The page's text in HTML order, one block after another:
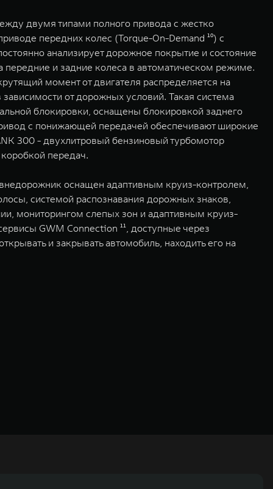
двумя типами полного привода с жестко
передних колес (Torque-On-Demand ¹⁰) с
анализирует дорожное покрытие и состояние
и задние колеса в автоматическом режиме.
момент от двигателя распределяется на
от дорожных условий. Такая система
блокировки, оснащены блокировкой заднего
с понижающей передачей обеспечивают широкие
300 - двухлитровый бензиновый турбомотор
передач.
оснащен адаптивным круиз-контролем,
системой распознавания дорожных знаков,
мониторингом слепых зон и адаптивным круиз-
GWM Connection ¹¹, доступные через
и закрывать автомобиль, находить его на